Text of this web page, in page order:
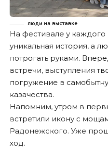
люди на выставке
На фестивале у каждого
уникальная история, а
потрогать руками.
встречи, выступления
погружение в
казачества.
Напомним, утром в
встретили икону с
Радонежского. Уже
ход.